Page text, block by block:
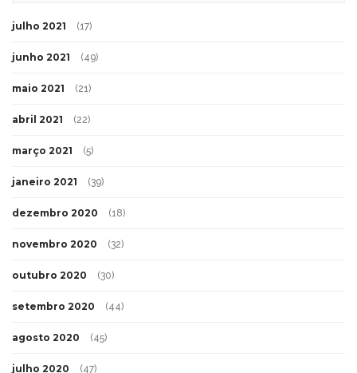
julho 2021 (17)
junho 2021 (49)
maio 2021 (21)
abril 2021 (22)
março 2021 (5)
janeiro 2021 (39)
dezembro 2020 (18)
novembro 2020 (32)
outubro 2020 (30)
setembro 2020 (44)
agosto 2020 (45)
julho 2020 (47)